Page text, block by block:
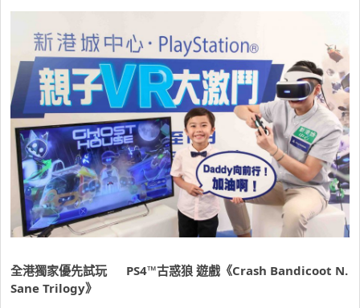
全港獨家優先試玩 PS4™古惑狼 遊戲《Crash Bandicoot N.
Sane Trilogy》